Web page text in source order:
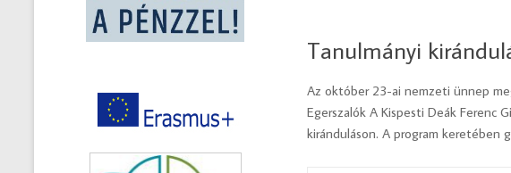
Tanulmányi
Az október 23-ai nemzeti ünnep
Egerszalók A Kispesti Deák Ferenc
kiránduláson. A program keretében